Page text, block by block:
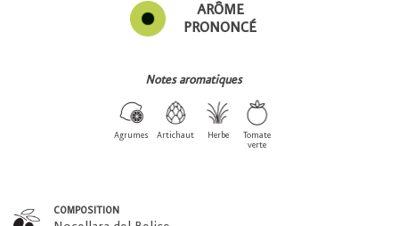
ARÔME
PRONONCÉ
Notes aromatiques
Agrumes Artichaut Herbe
Tomate
verte
COMPOSITION